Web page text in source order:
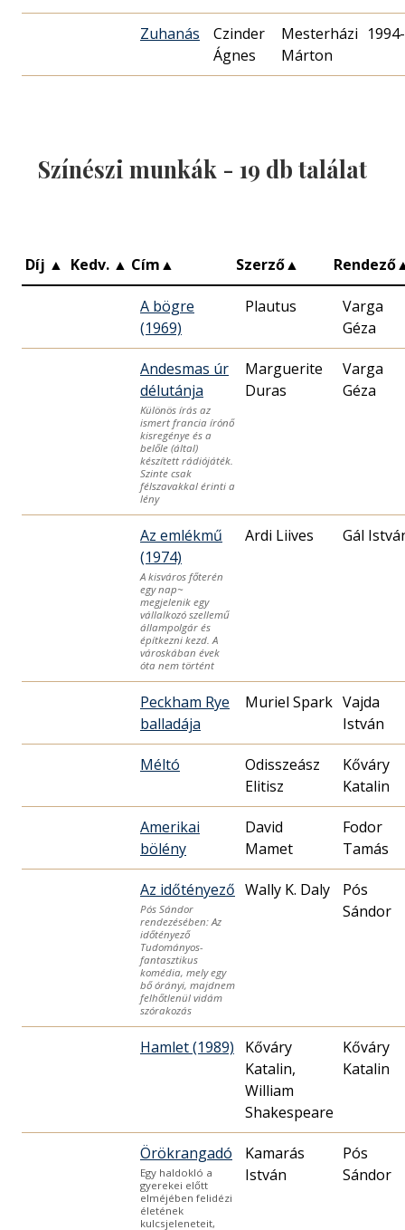
Zuhanás
Czinder
Ágnes
Mesterházi
Márton
Színészi munkák - 19 db találat
Díj ▲ Kedv. ▲ Cím▲ Szerző▲ Rendező
A bögre
(1969)
Plautus
Varga
Géza
Andesmas úr
délutánja
Különös írás az
ismert francia írónő
kisregénye és a
belőle (által)
készített rádiójáték.
Szinte csak
félszavakkal érinti a
lény
Marguerite
Duras
Varga
Géza
Az emlékmű
(1974)
A kisváros főterén
egy nap~
megjelenik egy
vállalkozó szellemű
állampolgár és
építkezni kezd. A
városkában évek
óta nem történt
Ardi Liives Gál
Peckham Rye
balladája
Muriel Spark Vajda
István
Méltó
Odisszeász
Elitisz
Kőváry
Katalin
Amerikai
bölény
David
Mamet
Fodor
Tamás
Az időtényező
Pós Sándor
rendezésében: Az
időtényező
Tudományos-
fantasztikus
komédia, mely egy
bő órányi, majdnem
felhőtlenül vidám
szórakozás
Wally K. Daly
Pós
Sándor
Hamlet (1989)
Kőváry
Katalin,
William
Shakespeare
Kőváry
Katalin
Örökrangadó
Egy haldokló a
gyerekei előtt
elméjében felidézi
életének
kulcsjeleneteit,
Kamarás
István
Pós
Sándor